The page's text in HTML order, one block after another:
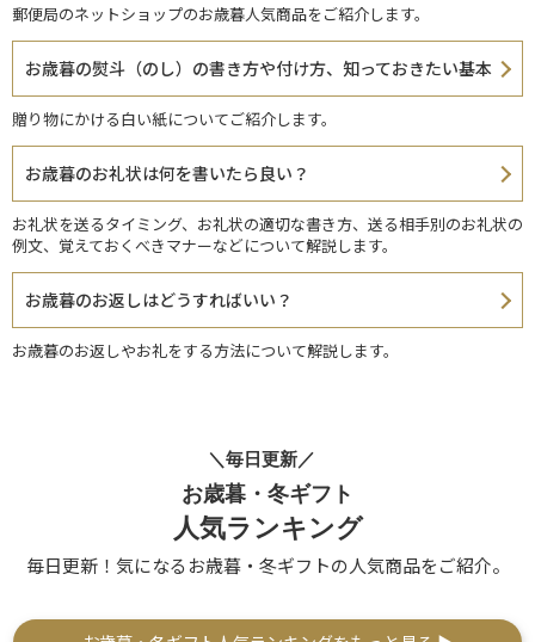
郵便局のネットショップのお歳暮人気商品をご紹介します。
お歳暮の熨斗（のし）の書き方や付け方、知っておきたい基本
贈り物にかける白い紙についてご紹介します。
お歳暮のお礼状は何を書いたら良い？
お礼状を送るタイミング、お礼状の適切な書き方、送る相手別のお礼状の
例文、覚えておくべきマナーなどについて解説します。
お歳暮のお返しはどうすればいい？
お歳暮のお返しやお礼をする方法について解説します。
＼毎日更新／
お歳暮・冬ギフト
人気ランキング
毎日更新！気になるお歳暮・冬ギフトの人気商品をご紹介。